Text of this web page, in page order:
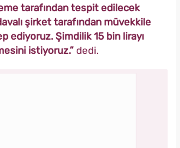
tarafından tespit edilecek
şirket tarafından müvekkile
ediyoruz. Şimdilik 15 bin lirayı
istiyoruz.” dedi.